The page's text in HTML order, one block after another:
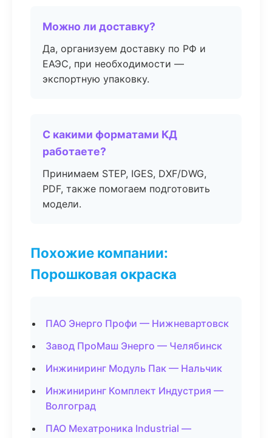
Можно ли доставку?
Да, организуем доставку по РФ и
ЕАЭС, при необходимости —
экспортную упаковку.
С какими форматами КД
работаете?
Принимаем STEP, IGES, DXF/DWG,
PDF, также помогаем подготовить
модели.
Похожие компании:
Порошковая окраска
ПАО Энерго Профи — Нижневартовск
Завод ПроМаш Энерго — Челябинск
Инжиниринг Модуль Пак — Нальчик
Инжиниринг Комплект Индустрия —
Волгоград
ПАО Мехатроника Industrial —